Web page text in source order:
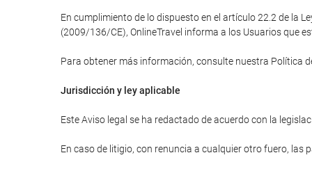
En cumplimiento de lo dispuesto en el artículo 22.2 de la
(2009/136/CE), OnlineTravel informa a los Usuarios que
Para obtener más información, consulte nuestra Política
Jurisdicción y ley aplicable
Este Aviso legal se ha redactado de acuerdo con la
En caso de litigio, con renuncia a cualquier otro fuero, las